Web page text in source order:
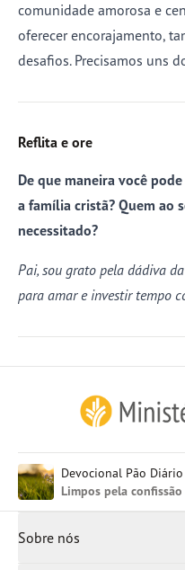
comunidade amorosa e
oferecer encorajamento,
desafios. Precisamos uns
Reflita e ore
De que maneira você
a família cristã? Quem ao
necessitado?
Pai, sou grato pela dádiva
para amar e investir tempo
Devocional Pão Diário
Limpos pela confissão
Sobre nós
Inglês (EUA)
Inglês (UK)
Françês
China Simplificado